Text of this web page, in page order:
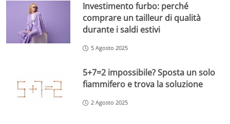
Investimento furbo: perché
comprare un tailleur di qualità
durante i saldi estivi
5 Agosto 2025
5+7=2 impossibile? Sposta un solo
fiammifero e trova la soluzione
2 Agosto 2025